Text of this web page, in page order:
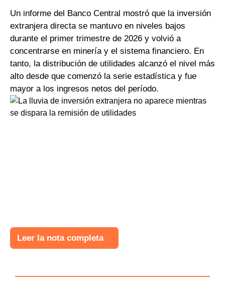
Un informe del Banco Central mostró que la inversión
extranjera directa se mantuvo en niveles bajos
durante el primer trimestre de 2026 y volvió a
concentrarse en minería y el sistema financiero. En
tanto, la distribución de utilidades alcanzó el nivel más
alto desde que comenzó la serie estadística y fue
mayor a los ingresos netos del período.
Leer la nota completa